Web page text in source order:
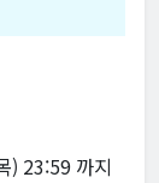
) 23:59 까지